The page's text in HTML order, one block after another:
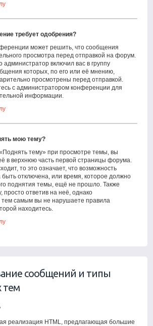
требует одобрения?
может решить, что сообщения
просмотра перед отправкой на форум.
администратор включил вас в группу
которых, по его или её мнению,
просмотрены перед отправкой.
с администратором конференции для
информации.
мою тему?
тему» при просмотре темы, вы
в верхнюю часть первой страницы форума.
то это означает, что возможность
быть отключена, или время, которое должно
поднятия темы, ещё не прошло. Также
просто ответив на неё, однако
тем самым вы не нарушаете правила
находитесь.
сообщений и типы
тем
реализация HTML, предлагающая большие